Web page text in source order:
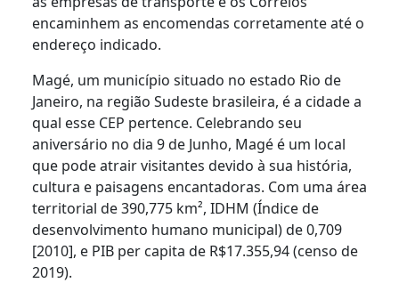
encaminhem as encomendas corretamente até o
endereço indicado.
Magé, um município situado no estado Rio de
Janeiro, na região Sudeste brasileira, é a cidade a
qual esse CEP pertence. Celebrando seu
aniversário no dia 9 de Junho, Magé é um local
que pode atrair visitantes devido à sua história,
cultura e paisagens encantadoras. Com uma área
territorial de 390,775 km², IDHM (Índice de
desenvolvimento humano municipal) de 0,709
[2010], e PIB per capita de R$17.355,94 (censo de
2019).